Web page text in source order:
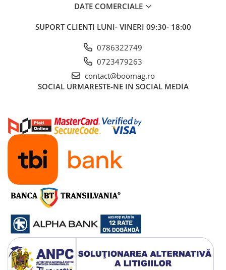
Schimbatoare spate
Manete schimbator si frana
Manete schimbator bicicleta
Manete mixte frana - schimbator
Rulmenti si coronite
Ochelari
Casca bicicleta
Protectii
Sosete
Rucsaci si borsete ciclism
Manusi bicicleta
Pantofi ciclism
Imbracaminte ciclism barbati
Imbracaminte ciclism dama
Imbracaminte ciclism copii
DATE COMERCIALE
SUPORT CLIENTI LUNI- VINERI 09:30- 18:00
0786322749
0723479263
contact@boomag.ro
SOCIAL URMARESTE-NE IN SOCIAL MEDIA